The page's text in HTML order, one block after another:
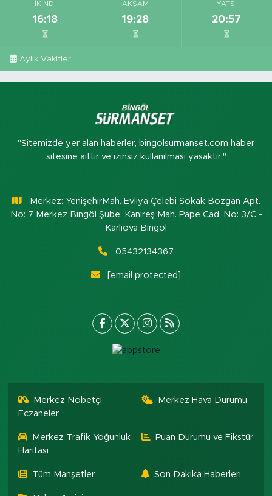
İKINDI
16:18
AKŞAM
19:28
YATSI
20:57
Aylık Vakitler
"Sitemizde yer alan haberler, bingolsurmanset.com haber
sitesine aittir ve izinsiz kullanılması yasaktır."
Merkez: YenişehirMah. Evliya Çelebi Sokak Bozgan Apt.
No: 7 Merkez Bingöl Şube: Kanireş Mah. Pape Cad. No: 3/C -
Karlıova Bingöl
05432134367
[email protected]
Merkez Nöbetçi
Eczaneler
Merkez Hava Durumu
Merkez Trafik Yoğunluk
Haritası
Puan Durumu ve Fikstür
Tüm Manşetler Son Dakika Haberleri